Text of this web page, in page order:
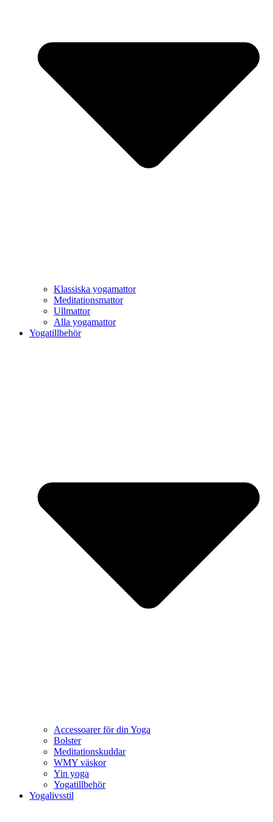
Klassiska yogamattor
Meditationsmattor
Ullmattor
Alla yogamattor
Yogatillbehör
Accessoarer för din Yoga
Bolster
Meditationskuddar
WMY väskor
Yin yoga
Yogatillbehör
Yogalivsstil